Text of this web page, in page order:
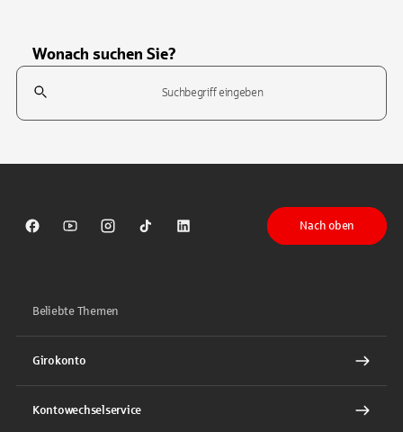
Wonach suchen Sie?
Suchfeld
Sparkasse auf Facebook
Sparkasse auf Youtube
Sparkasse auf Instagram
Sparkasse auf TikTok
Sparkasse auf LinkedIn
Nach oben
Beliebte Themen
Girokonto
Kontowechselservice